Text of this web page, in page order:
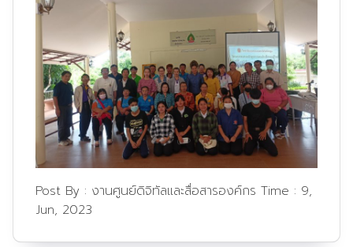
Post By : งานศูนย์ดิจิทัลและสื่อสารองค์กร Time : 9,
Jun, 2023